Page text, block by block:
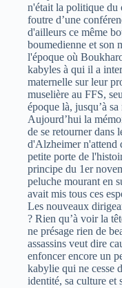
n'était la politique du
foutre d’une
d'ailleurs ce même
boumedienne et son
l'époque où
kabyles à qui il a
maternelle sur leur
muselière au FFS,
époque là, jusqu’à sa
Aujourd’hui la
de se retourner dans
d'Alzheimer n'attend
petite porte de
principe du 1er
peluche mourant en
avait mis tous ces
Les nouveaux
? Rien qu’à voir la
ne présage rien de
assassins veut dire
enfoncer encore un
kabylie qui ne cesse
identité, sa culture et